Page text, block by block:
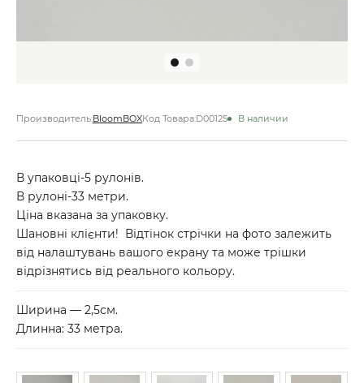
Производитель:BloomBOXКод Товара:D00125 В наличии
В упаковці-5 рулонів.
В рулоні-33 метри.
Ціна вказана за упаковку.
Шановні клієнти! Відтінок стрічки на фото залежить
від налаштувань вашого екрану та може трішки
відрізнятись від реального кольору.
Ширина — 2,5см.
Длинна: 33 метра.